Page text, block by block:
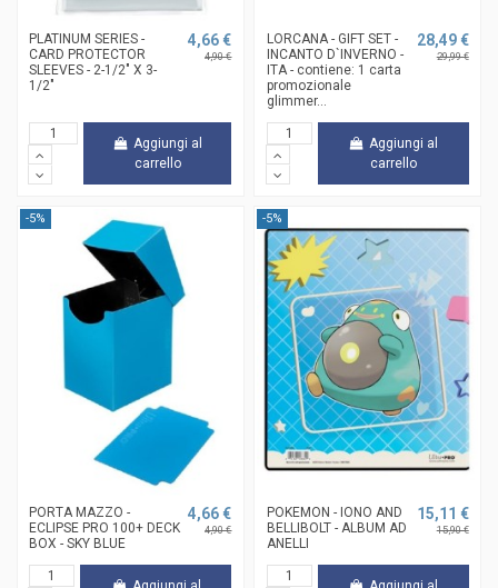
PLATINUM SERIES -
CARD PROTECTOR
SLEEVES - 2-1/2" X 3-
1/2"
4,66 €
4,90 €
Aggiungi al
carrello
LORCANA - GIFT SET -
INCANTO D`INVERNO -
ITA - contiene: 1 carta
promozionale
glimmer...
28,49 €
29,99 €
Aggiungi al
carrello
-5%
PORTA MAZZO -
ECLIPSE PRO 100+ DECK
BOX - SKY BLUE
4,66 €
4,90 €
-5%
POKEMON - IONO AND
BELLIBOLT - ALBUM AD
ANELLI
15,11 €
15,90 €